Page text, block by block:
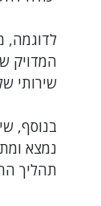
לדוגמה,
המדויק
שירותי
בנוסף,
נמצא
תהליך